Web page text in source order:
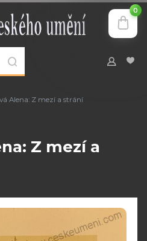
0
Alena: Z mezí a strání
Z mezí a